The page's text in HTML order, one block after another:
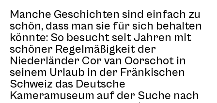
Manche Geschichten sind einfach zu
schön, dass man sie für sich behalten
könnte: So besucht seit Jahren mit
schöner Regelmäßigkeit der
Niederländer Cor van Oorschot in
seinem Urlaub in der Fränkischen
Schweiz das Deutsche
Kameramuseum auf der Suche nach